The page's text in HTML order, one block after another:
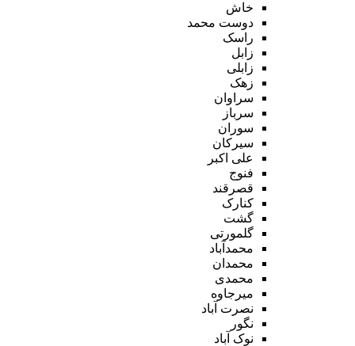
خاش
دوست محمد
راسک
زابل
زابلی
زهک
سراوان
سرباز
سوران
سیرکان
علی اکبر
فنوج
قصرقند
کنارک
گشت
گلمورتی
محمدآباد
محمدان
محمدی
میرجاوه
نصرت آباد
نگور
نوک آباد